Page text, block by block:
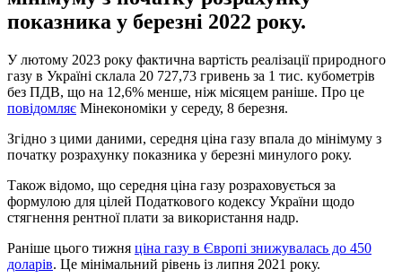
показника у березні 2022 року.
У лютому 2023 року фактична вартість реалізації природного
газу в Україні склала 20 727,73 гривень за 1 тис. кубометрів
без ПДВ, що на 12,6% менше, ніж місяцем раніше. Про це
повідомляє Мінекономіки у середу, 8 березня.
Згідно з цими даними, середня ціна газу впала до мінімуму з
початку розрахунку показника у березні минулого року.
Також відомо, що середня ціна газу розраховується за
формулою для цілей Податкового кодексу України щодо
стягнення рентної плати за використання надр.
Раніше цього тижня ціна газу в Європі знижувалась до 450
доларів. Це мінімальний рівень із липня 2021 року.